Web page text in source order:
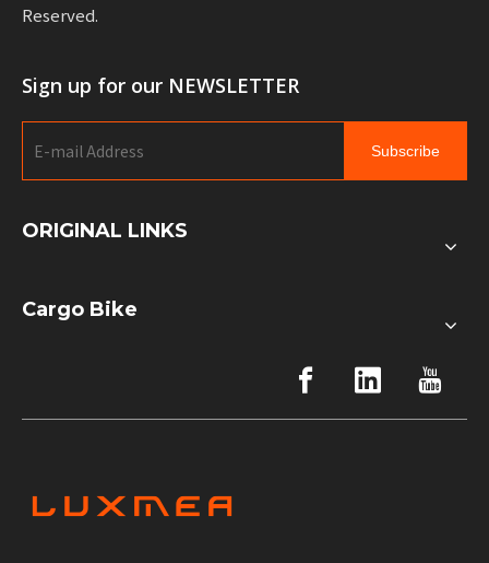
Reserved.
Sign up for our NEWSLETTER
Subscribe
ORIGINAL LINKS
Cargo Bike